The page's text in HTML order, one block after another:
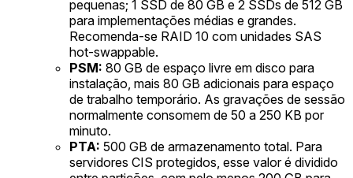
pequenas; 1 SSD de 80 GB e 2 SSDs de 512 GB
para implementações médias e grandes.
Recomenda-se RAID 10 com unidades SAS
hot-swappable.
PSM: 80 GB de espaço livre em disco para
instalação, mais 80 GB adicionais para espaço
de trabalho temporário. As gravações de sessão
normalmente consomem de 50 a 250 KB por
minuto.
PTA: 500 GB de armazenamento total. Para
servidores CIS protegidos, esse valor é dividido